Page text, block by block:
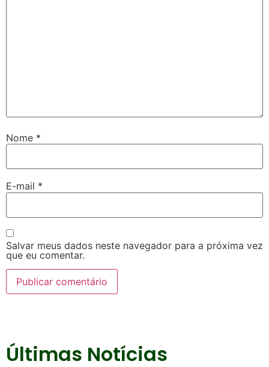
Nome *
E-mail *
Salvar meus dados neste navegador para a próxima vez
que eu comentar.
Últimas Notícias